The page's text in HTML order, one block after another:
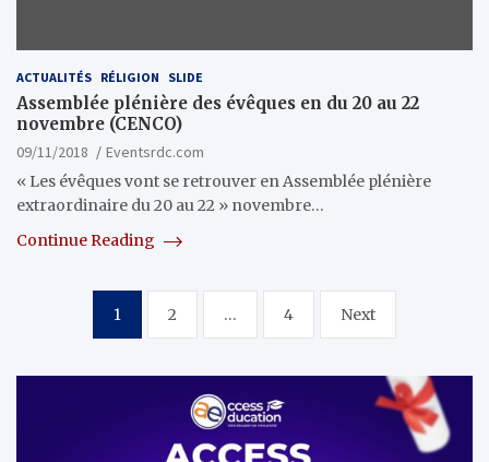
ACTUALITÉS RÉLIGION SLIDE
Assemblée plénière des évêques en du 20 au 22
novembre (CENCO)
09/11/2018
Eventsrdc.com
« Les évêques vont se retrouver en Assemblée plénière
extraordinaire du 20 au 22 » novembre…
Continue Reading
Pagination
publications
1 2 … 4 Next